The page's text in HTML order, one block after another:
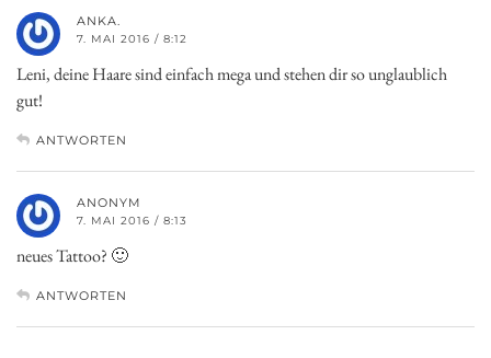
ANKA.
7. MAI 2016 / 8:12
Leni, deine Haare sind einfach mega und stehen dir so unglaublich
gut!
ANTWORTEN
ANONYM
7. MAI 2016 / 8:13
neues Tattoo? 🙂
ANTWORTEN